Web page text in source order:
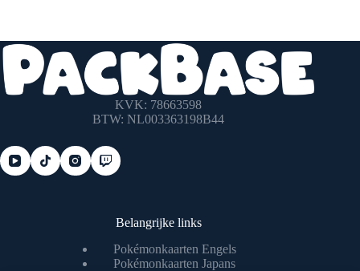
KVK: 78663598
BTW: NL003363198B44
Belangrijke links
Pokémonkaarten Engels
Pokémonkaarten Japans